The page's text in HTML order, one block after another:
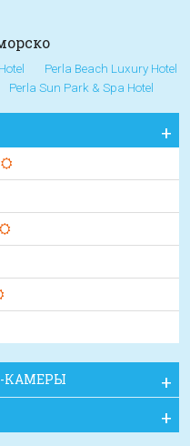
Perla Beach Luxury Hotel
Perla Sun Park & Spa Hotel
КАМЕРЫ